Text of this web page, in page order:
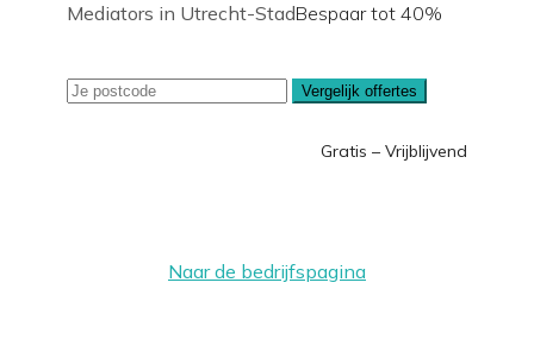
Mediators in Utrecht-StadBespaar tot 40%
Vergelijk offertes
Gratis – Vrijblijvend
Naar de bedrijfspagina